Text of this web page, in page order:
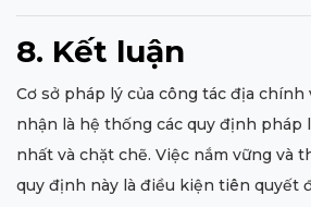
8. Kết luận
Cơ sở pháp lý của công tác địa chính
nhận là hệ thống các quy định pháp
nhất và chặt chẽ. Việc nắm vững và
quy định này là điều kiện tiên quyết